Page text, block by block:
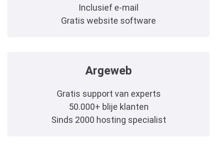
Inclusief e-mail
Gratis website software
Argeweb
Gratis support van experts
50.000+ blije klanten
Sinds 2000 hosting specialist